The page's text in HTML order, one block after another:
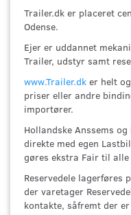
Trailer.dk er placeret
Odense.
Ejer er uddannet
Trailer, udstyr samt
www.Trailer.dk er helt
priser eller andre
importører.
Hollandske Anssems
direkte med egen
gøres ekstra Fair til alle
Reservedele lagerføres
der varetager
kontakte, såfremt der